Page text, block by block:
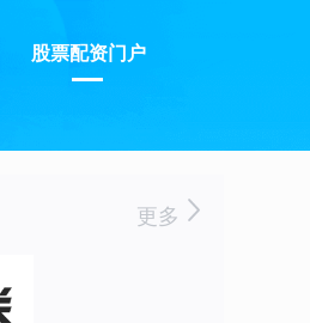
股票配资门户
更多